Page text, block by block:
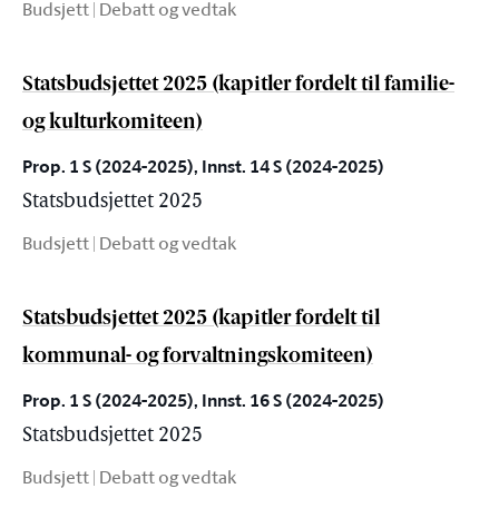
Budsjett | Debatt og vedtak
Statsbudsjettet 2025 (kapitler fordelt til familie-
og kulturkomiteen)
Prop. 1 S (2024-2025), Innst. 14 S (2024-2025)
Statsbudsjettet 2025
Budsjett | Debatt og vedtak
Statsbudsjettet 2025 (kapitler fordelt til
kommunal- og forvaltningskomiteen)
Prop. 1 S (2024-2025), Innst. 16 S (2024-2025)
Statsbudsjettet 2025
Budsjett | Debatt og vedtak